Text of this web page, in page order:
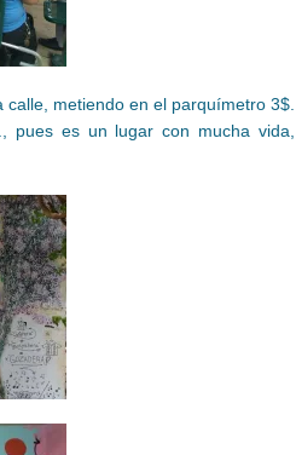
metiendo en el parquímetro 3$.
pues es un lugar con mucha vida,